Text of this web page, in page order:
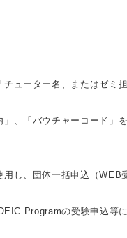
ューター名、またはゼミ
、「バウチャーコード」
し、団体一括申込（WEB
Programの受験申込等に